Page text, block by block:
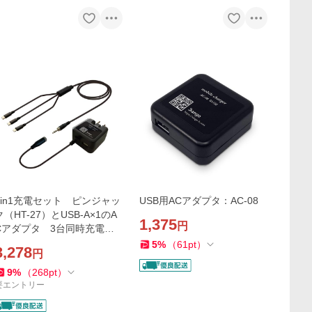
充電セット ピンジャッ
（HT-27）とUSB-A×1のA
アダプタ 3台同時充電 iP
円
9% （268pt）
エントリー
USB用ACアダプタ：AC-08
1,375円
5% （61 pt）